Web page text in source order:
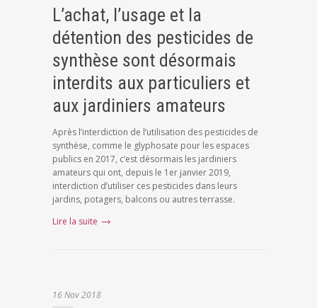
L’achat, l’usage et la
détention des pesticides de
synthèse sont désormais
interdits aux particuliers et
aux jardiniers amateurs
Après l’interdiction de l’utilisation des pesticides de
synthèse, comme le glyphosate pour les espaces
publics en 2017, c’est désormais les jardiniers
amateurs qui ont, depuis le 1er janvier 2019,
interdiction d’utiliser ces pesticides dans leurs
jardins, potagers, balcons ou autres terrasse.
Lire la suite
16Nov2018